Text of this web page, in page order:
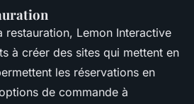
restauration, Lemon Interactive
à créer des sites qui mettent en
les réservations en
de commande à